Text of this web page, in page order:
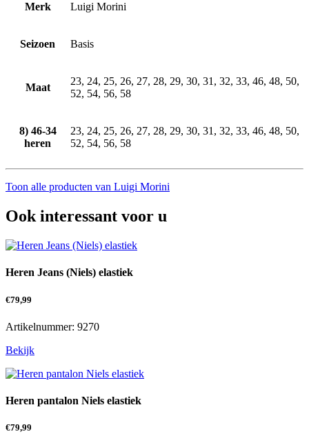
Merk Luigi Morini
Seizoen Basis
Maat
23, 24, 25, 26, 27, 28, 29, 30, 31, 32, 33, 46, 48, 50,
52, 54, 56, 58
8) 46-34
heren
23, 24, 25, 26, 27, 28, 29, 30, 31, 32, 33, 46, 48, 50,
52, 54, 56, 58
Toon alle producten van Luigi Morini
Ook interessant voor u
Heren Jeans (Niels) elastiek
€79,99
Artikelnummer: 9270
Bekijk
Heren pantalon Niels elastiek
€79,99